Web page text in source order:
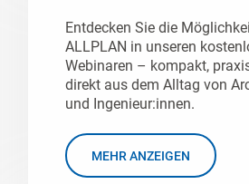
Entdecken Sie die
ALLPLAN in unseren
Webinaren – kompakt,
direkt aus dem Alltag von
und Ingenieur:innen.
MEHR ANZEIGEN